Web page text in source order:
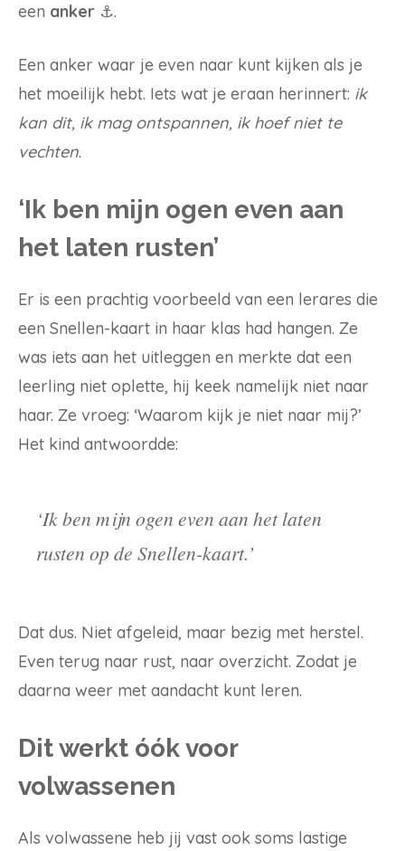
een anker ⚓️.
Een anker waar je even naar kunt kijken als je
het moeilijk hebt. Iets wat je eraan herinnert: ik
kan dit, ik mag ontspannen, ik hoef niet te
vechten.
‘Ik ben mijn ogen even aan
het laten rusten’
Er is een prachtig voorbeeld van een lerares die
een Snellen-kaart in haar klas had hangen. Ze
was iets aan het uitleggen en merkte dat een
leerling niet oplette, hij keek namelijk niet naar
haar. Ze vroeg: ‘Waarom kijk je niet naar mij?’
Het kind antwoordde:
‘Ik ben mijn ogen even aan het laten
rusten op de Snellen-kaart.’
Dat dus. Niet afgeleid, maar bezig met herstel.
Even terug naar rust, naar overzicht. Zodat je
daarna weer met aandacht kunt leren.
Dit werkt óók voor
volwassenen
Als volwassene heb jij vast ook soms lastige